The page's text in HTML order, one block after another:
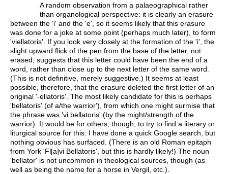
A random observation from a palaeographical rather
than organological perspective: it is clearly an erasure
between the 'i' and the 'e', so it seems likely that this erasure
was done for a joke at some point (perhaps much later), to form
'viellatoris'. If you look very closely at the formation of the 'i', the
slight upward flick of the pen from the base of the letter, not
erased, suggests that this letter could have been the end of a
word, rather than close up to the next letter of the same word.
(This is not definitive, merely suggestive.) It seems at least
possible, therefore, that the erasure deleted the first letter of an
original '-ellatoris'. The most likely candidate for this is perhaps
'bellatoris' (of a/the warrior'), from which one might surmise that
the phrase was 'vi bellatoris' (by the might/strength of the
warrior). It would be for others, though, to try to find a literary or
liturgical source for this: I have done a quick Google search, but
nothing obvious has surfaced. (There is an old Roman epitaph
from York 'Fl[a]vi Bellatoris', but this is hardly likely!) The noun
'bellator' is not uncommon in theological sources, though (as
well as being the name for a horse in Vergil, etc.).